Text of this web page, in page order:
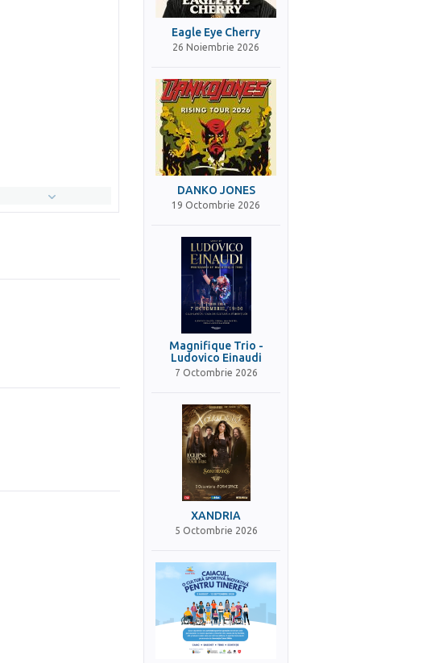
Eagle Eye Cherry
26 Noiembrie 2026
DANKO JONES
19 Octombrie 2026
Magnifique Trio -
Ludovico Einaudi
7 Octombrie 2026
XANDRIA
5 Octombrie 2026